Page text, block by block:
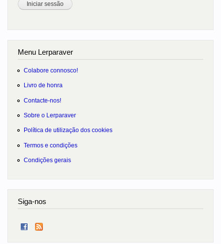
Menu Lerparaver
Colabore connosco!
Livro de honra
Contacte-nos!
Sobre o Lerparaver
Política de utilização dos cookies
Termos e condições
Condições gerais
Siga-nos